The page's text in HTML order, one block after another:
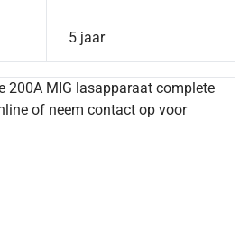
5 jaar
200A MIG lasapparaat complete
of neem contact op voor